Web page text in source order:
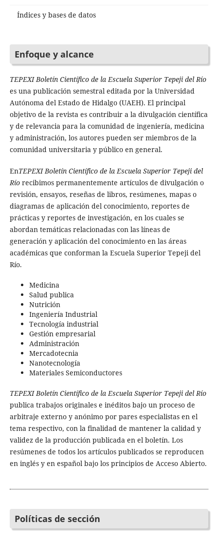
Índices y bases de datos
Enfoque y alcance
TEPEXI Boletín Científico de la Escuela Superior Tepeji del Río
es una publicación semestral editada por la Universidad
Autónoma del Estado de Hidalgo (UAEH). El principal
objetivo de la revista es contribuir a la divulgación científica
y de relevancia para la comunidad de ingeniería, medicina
y administración, los autores pueden ser miembros de la
comunidad universitaria y público en general.
EnTEPEXI Boletín Científico de la Escuela Superior Tepeji del
Ríorecibimos permanentemente artículos de divulgación o
revisión, ensayos, reseñas de libros, resúmenes, mapas o
diagramas de aplicación del conocimiento, reportes de
prácticas y reportes de investigación, en los cuales se
abordan temáticas relacionadas con las líneas de
generación y aplicación del conocimiento en las áreas
académicas que conforman la Escuela Superior Tepeji del
Río.
Medicina
Salud publica
Nutrición
Ingeniería Industrial
Tecnología industrial
Gestión empresarial
Administración
Mercadotecnia
Nanotecnología
Materiales Semiconductores
TEPEXI Boletín Científico de la Escuela Superior Tepeji del Río
publica trabajos originales e inéditos bajo un proceso de
arbitraje externo y anónimo por pares especialistas en el
tema respectivo, con la finalidad de mantener la calidad y
validez de la producción publicada en el boletín. Los
resúmenes de todos los artículos publicados se reproducen
en inglés y en español bajo los principios de Acceso Abierto.
Políticas de sección